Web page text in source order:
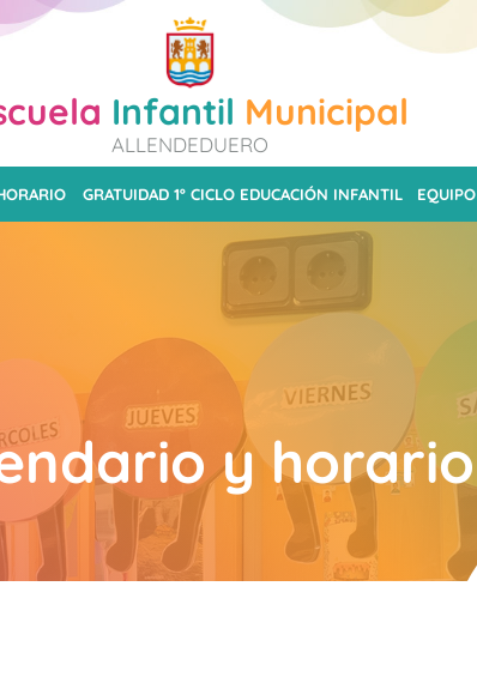
Infantil Municipal
ALLENDEDUERO
GRATUIDAD 1º CICLO EDUCACIÓN INFANTIL EQUIPO
y horario